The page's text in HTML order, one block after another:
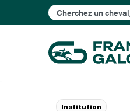
Institution